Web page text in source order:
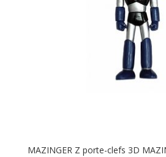
MAZINGER Z porte-clefs 3D